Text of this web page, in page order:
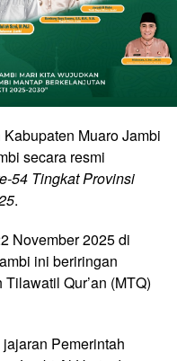
Muaro Jambi
secara resmi
54 Tingkat Provinsi
.
November 2025 di
ini beriringan
Qur’an (MTQ)
Pemerintah